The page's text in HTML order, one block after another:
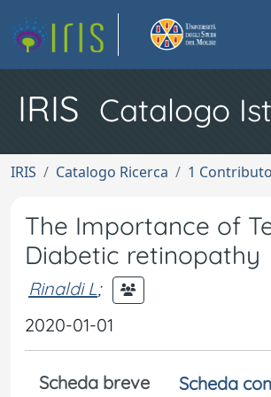
IRIS Catalogo
IRIS Catalogo Ricerca 1
The Importance of
Diabetic retinopathy
Rinaldi L;
2020-01-01
Scheda breve Scheda